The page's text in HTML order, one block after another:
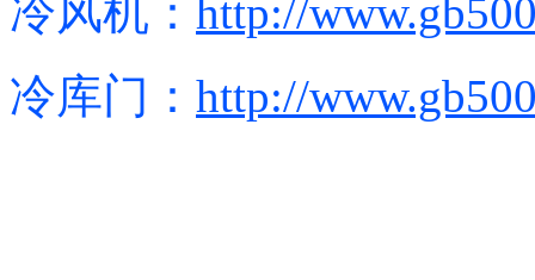
冷风机： http://
冷库门： http://